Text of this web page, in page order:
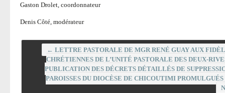
Gaston Drolet, coordonnateur
Denis Côté, modérateur
← LETTRE PASTORALE DE MGR RENÉ GUAY AUX
CHRÉTIENNES DE L’UNITÉ PASTORALE DES DEUX-
PUBLICATION DES DÉCRETS DÉTAILLÉS DE
PAROISSES DU DIOCÈSE DE CHICOUTIMI